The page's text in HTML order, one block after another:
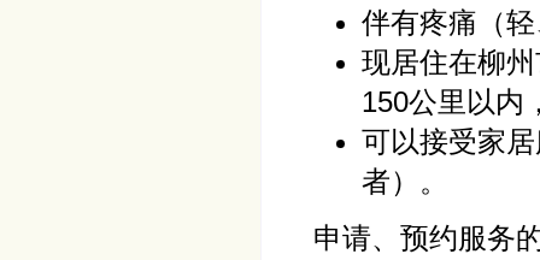
伴有疼痛（
现居住在柳
150公里以内
可以接受家
者）。
申请、预约服务